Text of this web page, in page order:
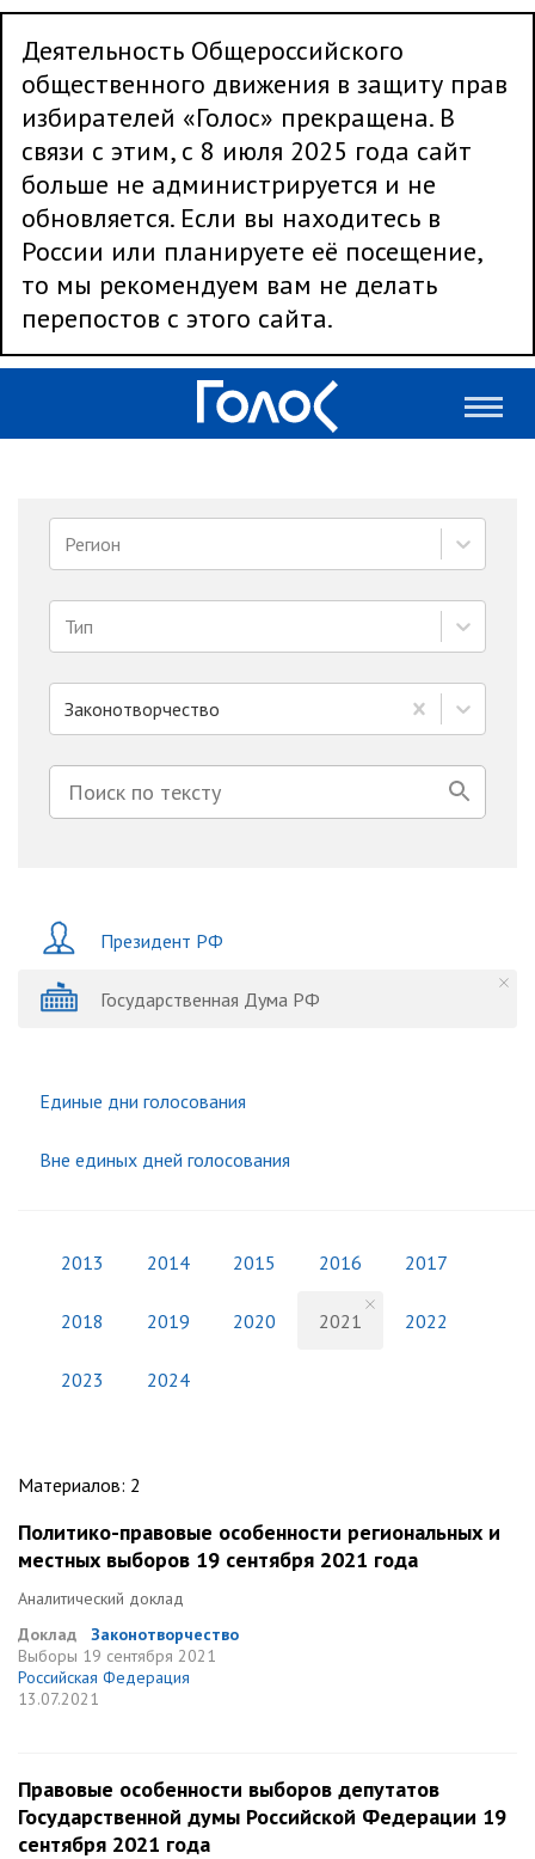
Деятельность Общероссийского
общественного движения в защиту прав
избирателей «Голос» прекращена. В
связи с этим, с 8 июля 2025 года сайт
больше не администрируется и не
обновляется. Если вы находитесь в
России или планируете её посещение,
то мы рекомендуем вам не делать
перепостов с этого сайта.
Регион
Тип
Законотворчество
Президент РФ
Государственная Дума РФ
Единые дни голосования
Вне единых дней голосования
2013 2014 2015 2016 2017
2018 2019 2020 2021 2022
2023 2024
Материалов: 2
Политико-правовые особенности региональных и
местных выборов 19 сентября 2021 года
Аналитический доклад
Доклад
Законотворчество
Выборы 19 сентября 2021
Российская Федерация
13.07.2021
Правовые особенности выборов депутатов
Государственной думы Российской Федерации 19
сентября 2021 года